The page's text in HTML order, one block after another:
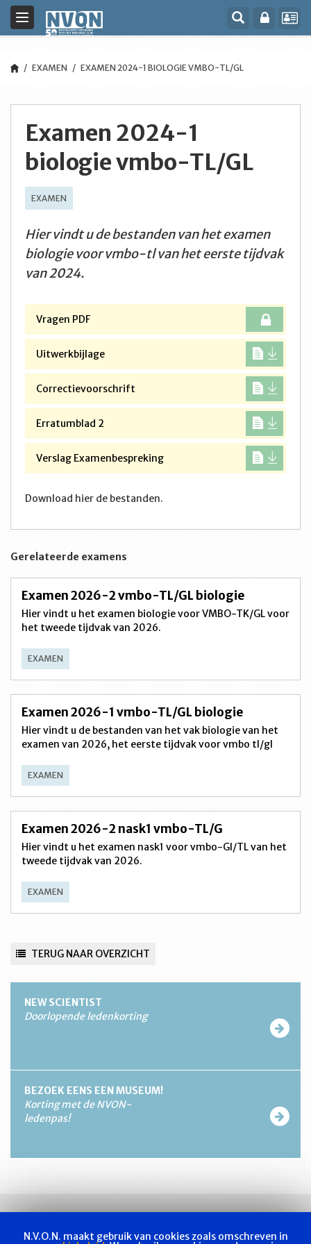
Toggle
navigation
EXAMEN EXAMEN 2024-1 BIOLOGIE VMBO-TL/GL
Examen 2024-1
biologie vmbo-TL/GL
EXAMEN
Hier vindt u de bestanden van het examen
biologie voor vmbo-tl van het eerste tijdvak
van 2024.
Vragen PDF
Uitwerkbijlage
Correctievoorschrift
Erratumblad 2
Verslag Examenbespreking
Download hier de bestanden.
Gerelateerde examens
Examen 2026-2 vmbo-TL/GL biologie
Hier vindt u het examen biologie voor VMBO-TK/GL voor
het tweede tijdvak van 2026.
EXAMEN
Examen 2026-1 vmbo-TL/GL biologie
Hier vindt u de bestanden van het vak biologie van het
examen van 2026, het eerste tijdvak voor vmbo tl/gl
EXAMEN
Examen 2026-2 nask1 vmbo-TL/G
Hier vindt u het examen nask1 voor vmbo-Gl/TL van het
tweede tijdvak van 2026.
EXAMEN
TERUG NAAR OVERZICHT
NEW SCIENTIST
Doorlopende ledenkorting
BEZOEK EENS EEN MUSEUM!
Korting met de NVON-
ledenpas!
N.V.O.N. maakt gebruik van cookies zoals omschreven in